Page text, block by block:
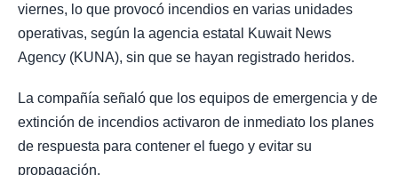
viernes, lo que provocó incendios en varias unidades
operativas, según la agencia estatal Kuwait News
Agency (KUNA), sin que se hayan registrado heridos.
La compañía señaló que los equipos de emergencia y de
extinción de incendios activaron de inmediato los planes
de respuesta para contener el fuego y evitar su
propagación.